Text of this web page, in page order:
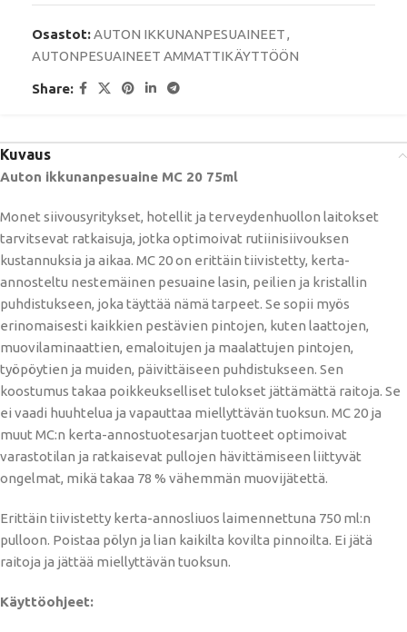
Osastot:AUTON IKKUNANPESUAINEET,
AUTONPESUAINEET AMMATTIKÄYTTÖÖN
Share:
Kuvaus
Auton ikkunanpesuaine MC 20 75ml
Monet siivousyritykset, hotellit ja terveydenhuollon laitokset
tarvitsevat ratkaisuja, jotka optimoivat rutiinisiivouksen
kustannuksia ja aikaa. MC 20 on erittäin tiivistetty, kerta-
annosteltu nestemäinen pesuaine lasin, peilien ja kristallin
puhdistukseen, joka täyttää nämä tarpeet. Se sopii myös
erinomaisesti kaikkien pestävien pintojen, kuten laattojen,
muovilaminaattien, emaloitujen ja maalattujen pintojen,
työpöytien ja muiden, päivittäiseen puhdistukseen. Sen
koostumus takaa poikkeukselliset tulokset jättämättä raitoja. Se
ei vaadi huuhtelua ja vapauttaa miellyttävän tuoksun. MC 20 ja
muut MC:n kerta-annostuotesarjan tuotteet optimoivat
varastotilan ja ratkaisevat pullojen hävittämiseen liittyvät
ongelmat, mikä takaa 78 % vähemmän muovijätettä.
Erittäin tiivistetty kerta-annosliuos laimennettuna 750 ml:n
pulloon. Poistaa pölyn ja lian kaikilta kovilta pinnoilta. Ei jätä
raitoja ja jättää miellyttävän tuoksun.
Käyttöohjeet: